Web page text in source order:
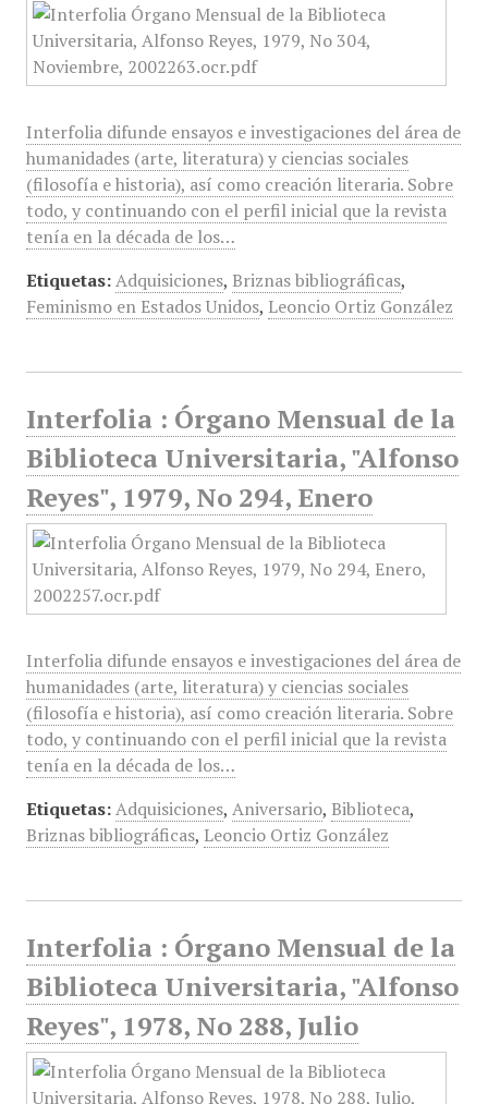
Interfolia difunde ensayos e investigaciones del área de
humanidades (arte, literatura) y ciencias sociales
(filosofía e historia), así como creación literaria. Sobre
todo, y continuando con el perfil inicial que la revista
tenía en la década de los…
Etiquetas: Adquisiciones, Briznas bibliográficas,
Feminismo en Estados Unidos, Leoncio Ortiz González
Interfolia : Órgano Mensual de la
Biblioteca Universitaria, "Alfonso
Reyes", 1979, No 294, Enero
Interfolia difunde ensayos e investigaciones del área de
humanidades (arte, literatura) y ciencias sociales
(filosofía e historia), así como creación literaria. Sobre
todo, y continuando con el perfil inicial que la revista
tenía en la década de los…
Etiquetas: Adquisiciones, Aniversario, Biblioteca,
Briznas bibliográficas, Leoncio Ortiz González
Interfolia : Órgano Mensual de la
Biblioteca Universitaria, "Alfonso
Reyes", 1978, No 288, Julio